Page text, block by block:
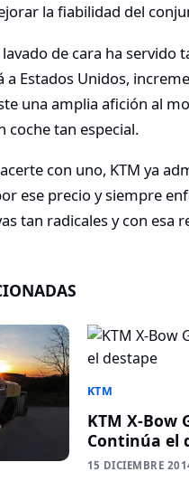
la fiabilidad del
de cara ha
Estados Unidos,
una amplia afición al
coche tan especial.
con uno, KTM ya
ese precio y siempre
tan radicales y con esa
KTM
KTM X-Bow
Continúa el
15 DICIEMBRE